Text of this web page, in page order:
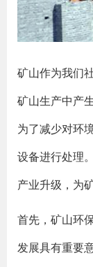
矿山作为我们
矿山生产中产
为了减少对环
设备进行处理
产业升级，为
首先，矿山环
发展具有重要